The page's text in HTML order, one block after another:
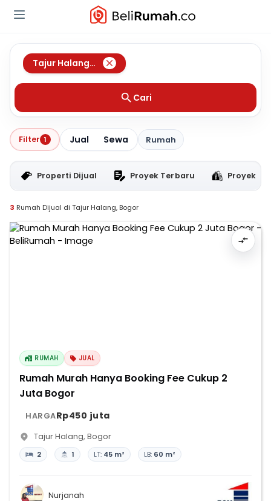
Tajur Halang
,Bogor
Cari
Filter 1 Jual Sewa Rumah
Properti Dijual Proyek Terbaru Proyek
3 Rumah Dijual di Tajur Halang, Bogor
RUMAH JUAL
Rumah Murah Hanya Booking Fee Cukup 2
Juta Bogor
HARGARp450 juta
Tajur Halang, Bogor
2 1 LT: 45 m² LB: 60 m²
Nurjanah